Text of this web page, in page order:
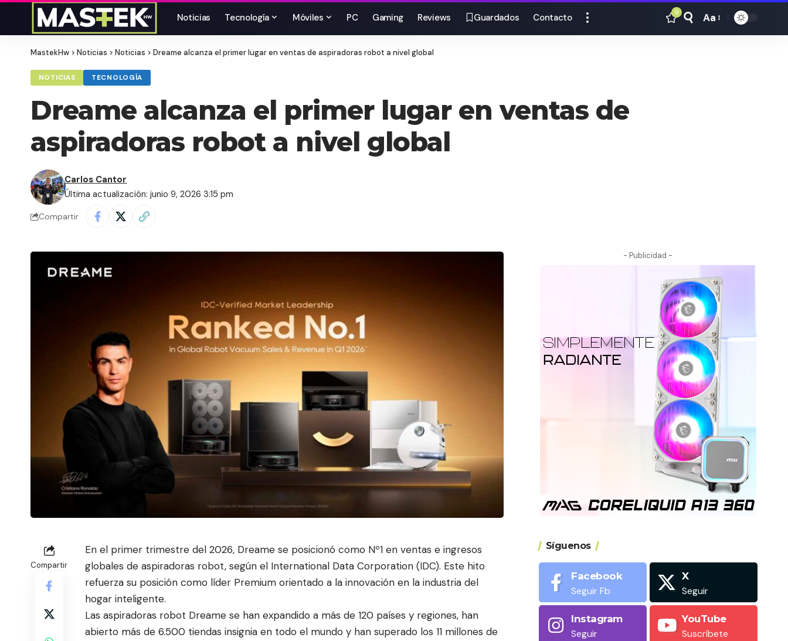
Noticias Tecnología Móviles PC Gaming Reviews Guardados Contacto 9
Tamaño
Aa
MastekHw > Noticias > Noticias > Dreame alcanza el primer lugar en ventas de aspiradoras robot a nivel global
NOTICIAS TECNOLOGÍA
Dreame alcanza el primer lugar en ventas de
aspiradoras robot a nivel global
Última actualización: junio 9, 2026 3:15 pm
Carlos Cantor
Compartir
Compartir
En el primer trimestre del 2026, Dreame se posicionó como Nº1 en ventas e ingresos
globales de aspiradoras robot, según el International Data Corporation (IDC). Este hito
refuerza su posición como líder Premium orientado a la innovación en la industria del
hogar inteligente.
Las aspiradoras robot Dreame se han expandido a más de 120 países y regiones, han
abierto más de 6.500 tiendas insignia en todo el mundo y han superado los 11 millones de
- Publicidad -
Síguenos
Facebook
Seguir Fb
X
Seguir
Instagram
Seguir
YouTube
Suscríbete